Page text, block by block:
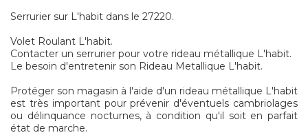
Serrurier sur L'habit dans le 27220.
Volet Roulant L'habit.
Contacter un serrurier pour votre rideau métallique L'habit.
Le besoin d'entretenir son Rideau Metallique L'habit.
Protéger son magasin à l'aide d'un rideau métallique L'habit
est très important pour prévenir d'éventuels cambriolages
ou délinquance nocturnes, à condition qu'il soit en parfait
état de marche.